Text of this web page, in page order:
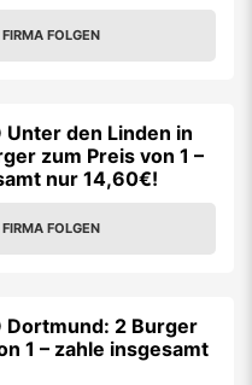
FIRMA FOLGEN
Unter den Linden in
zum Preis von 1 –
nur 14,60€!
FIRMA FOLGEN
Dortmund: 2 Burger
1 – zahle insgesamt